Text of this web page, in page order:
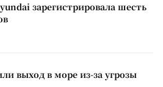
зарегистрировала шесть
выход в море из-за угрозы